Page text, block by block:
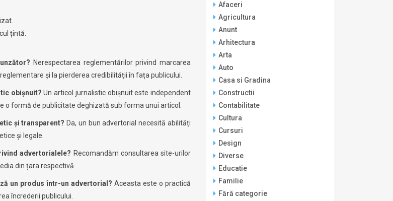
țintă.
Nerespectarea reglementărilor privind marcarea
și la pierderea credibilității în fața publicului.
obișnuit? Un articol jurnalistic obișnuit este independent
o formă de publicitate deghizată sub forma unui articol.
și transparent? Da, un bun advertorial necesită abilități
și legale.
advertorialele? Recomandăm consultarea site-urilor
din țara respectivă.
un produs într-un advertorial? Aceasta este o practică
încrederii publicului.
Afaceri
Agricultura
Anunt
Arhitectura
Arta
Auto
Casa si Gradina
Constructii
Contabilitate
Cultura
Cursuri
Design
Diverse
Educatie
Familie
Fără categorie